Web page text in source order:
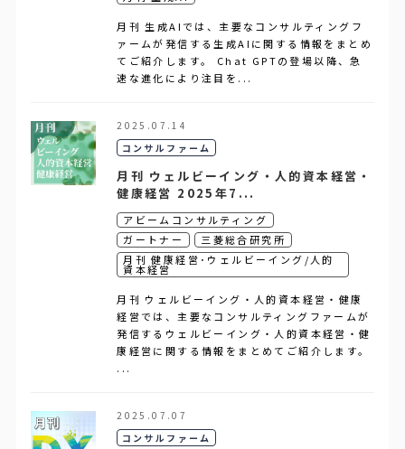
月刊 生成AIでは、主要なコンサルティングフ
ァームが発信する生成AIに関する情報をまとめ
てご紹介します。 Chat GPTの登場以降、急
速な進化により注目を...
2025.07.14
コンサルファーム
月刊 ウェルビーイング・人的資本経営・
健康経営 2025年7...
アビームコンサルティング
ガートナー
三菱総合研究所
月刊 健康経営･ウェルビーイング/人的
資本経営
月刊 ウェルビーイング・人的資本経営・健康
経営では、主要なコンサルティングファームが
発信するウェルビーイング・人的資本経営・健
康経営に関する情報をまとめてご紹介します。
...
2025.07.07
コンサルファーム